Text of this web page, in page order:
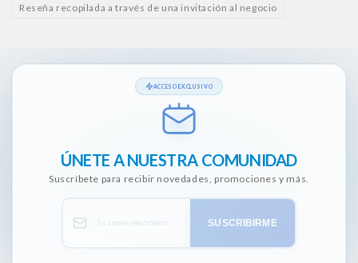
Reseña recopilada a través de una invitación al negocio
ACCESO EXCLUSIVO
ÚNETE A NUESTRA COMUNIDAD
Suscríbete para recibir novedades, promociones y más.
SUSCRIBIRME